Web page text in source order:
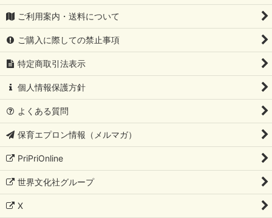
ご利用案内・送料について
ご購入に際しての禁止事項
特定商取引法表示
個人情報保護方針
よくある質問
保育エプロン情報（メルマガ）
PriPriOnline
世界文化社グループ
X